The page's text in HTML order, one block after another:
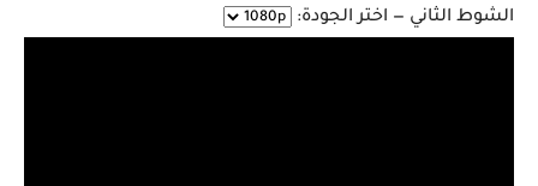
الشوط الثاني — اختر الجودة: